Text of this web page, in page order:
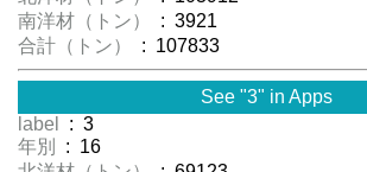
南洋材（トン）
: 3921
合計（トン）
: 107833
See "3" in Apps
label
: 3
年別
: 16